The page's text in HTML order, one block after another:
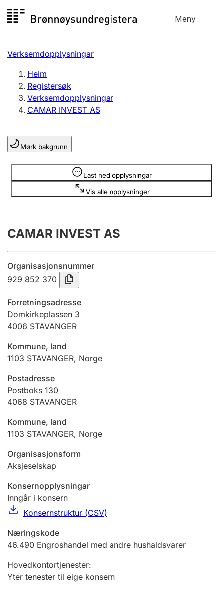
til
Meny
Registersøk
Aksjeselskap
Enkeltpersonføretak
Registrere, endre, slette
Lag og foreining
Registrere, endre, slette
Innsending og forseinkingsgebyr
Jeger
Ektepaktrettleiaren
Verksemdopplysningar
Heim
Registersøk
Verksemdopplysningar
CAMAR INVEST AS
Mørk bakgrunn
Last ned opplysningar
Vis alle opplysninger
Opplysninger er skjult
CAMAR INVEST AS
Organisasjonsnummer
929 852 370
Forretningsadresse
Domkirkeplassen 3
4006 STAVANGER
Kommune, land
1103 STAVANGER, Norge
Postadresse
Postboks 130
4068 STAVANGER
Kommune, land
1103 STAVANGER, Norge
Organisasjonsform
Aksjeselskap
Konsernopplysningar
Inngår i konsern
Konsernstruktur (CSV)
Næringskode
46.490 Engroshandel med andre hushaldsvarer
Hovedkontortjenester:
Yter tenester til eige konsern